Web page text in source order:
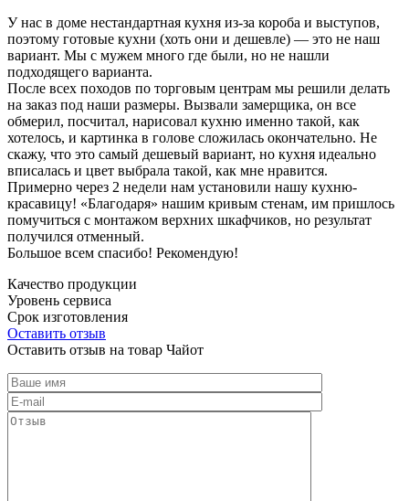
У нас в доме нестандартная кухня из-за короба и выступов,
поэтому готовые кухни (хоть они и дешевле) — это не наш
вариант. Мы с мужем много где были, но не нашли
подходящего варианта.
После всех походов по торговым центрам мы решили делать
на заказ под наши размеры. Вызвали замерщика, он все
обмерил, посчитал, нарисовал кухню именно такой, как
хотелось, и картинка в голове сложилась окончательно. Не
скажу, что это самый дешевый вариант, но кухня идеально
вписалась и цвет выбрала такой, как мне нравится.
Примерно через 2 недели нам установили нашу кухню-
красавицу! «Благодаря» нашим кривым стенам, им пришлось
помучиться с монтажом верхних шкафчиков, но результат
получился отменный.
Большое всем спасибо! Рекомендую!
Качество продукции
Уровень сервиса
Срок изготовления
Оставить отзыв
Оставить отзыв на товар Чайот